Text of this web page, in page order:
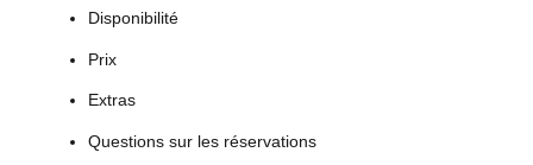
Disponibilité
Prix
Extras
Questions sur les réservations